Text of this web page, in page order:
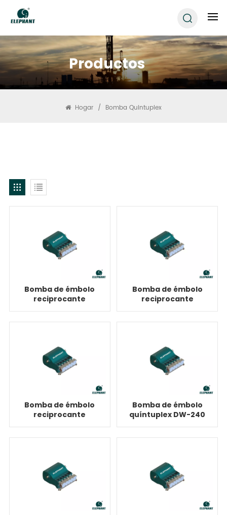
Productos
Hogar / Bomba Quintuplex
Bomba de émbolo
reciprocante
quíntuplex DW-240
Bomba de émbolo
reciprocante
quíntuple DW-240
Bomba de émbolo
reciprocante
quíntuplex DW-240
Bomba de émbolo
quíntuplex DW-240
para inyección de